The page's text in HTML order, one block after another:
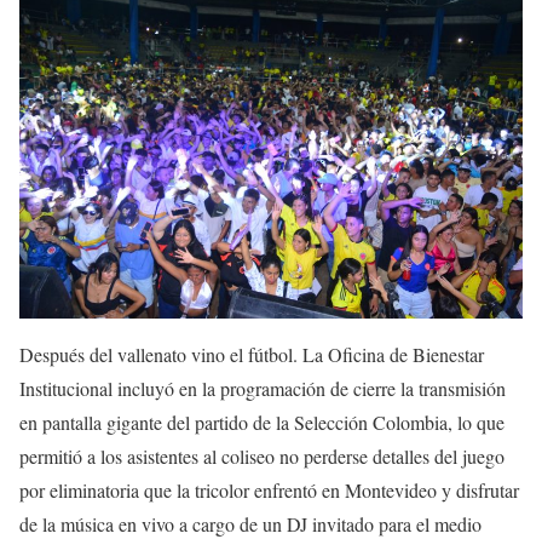
Después del vallenato vino el fútbol. La Oficina de Bienestar
Institucional incluyó en la programación de cierre la transmisión
en pantalla gigante del partido de la Selección Colombia, lo que
permitió a los asistentes al coliseo no perderse detalles del juego
por eliminatoria que la tricolor enfrentó en Montevideo y disfrutar
de la música en vivo a cargo de un DJ invitado para el medio